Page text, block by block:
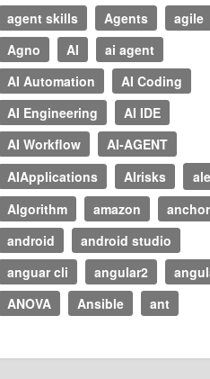
agent skills
Agents
agile
Agno
AI
ai agent
AI Automation
AI Coding
AI Engineering
AI IDE
AI Workflow
AI-AGENT
AIApplications
AIrisks
Algorithm
amazon
anchor
android
android studio
anguar cli
angular2
ANOVA
Ansible ant